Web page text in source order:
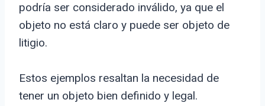
podría ser considerado inválido, ya que el
objeto no está claro y puede ser objeto de
litigio.
Estos ejemplos resaltan la necesidad de
tener un objeto bien definido y legal.